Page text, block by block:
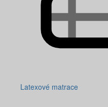
Latexové matrace